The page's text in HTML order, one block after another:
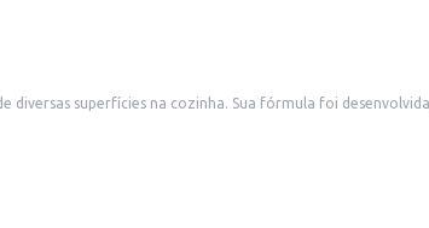
superfícies na cozinha. Sua fórmula foi